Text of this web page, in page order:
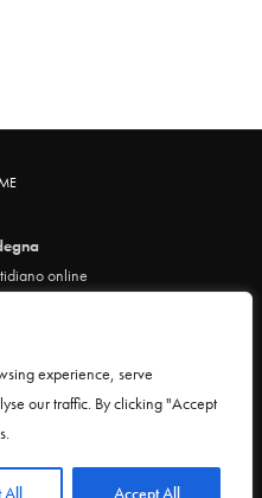
experience, serve
our traffic. By clicking "Accept
All Accept All
online
Claudia Marin
- 00186 - Roma
Roma al n. 29 del 24 febbraio 2021